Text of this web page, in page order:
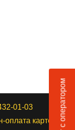
01-03
оплата картой Чат с оператором